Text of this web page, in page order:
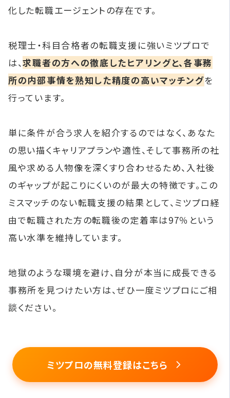
化した転職エージェントの存在です。
税理士・科目合格者の転職支援に強いミツプロで
は、求職者の方への徹底したヒアリングと、各事務
所の内部事情を熟知した精度の高いマッチングを
行っています。
単に条件が合う求人を紹介するのではなく、あなた
の思い描くキャリアプランや適性、そして事務所の社
風や求める人物像を深くすり合わせるため、入社後
のギャップが起こりにくいのが最大の特徴です。この
ミスマッチのない転職支援の結果として、ミツプロ経
由で転職された方の転職後の定着率は97％という
高い水準を維持しています。
地獄のような環境を避け、自分が本当に成長できる
事務所を見つけたい方は、ぜひ一度ミツプロにご相
談ください。
ミツプロの無料登録はこちら